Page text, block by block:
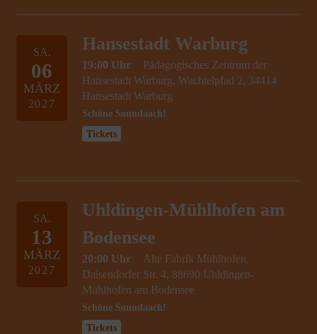
SA.
06
MÄRZ
2027
Hansestadt Warburg
19:00 Uhr
Pädagogisches Zentrum der
Hansestadt Warburg, Wachtelpfad 2, 34414
Hansestadt Warburg
Schöne Sonndaach!
Tickets
SA.
13
MÄRZ
2027
Uhldingen-Mühlhofen am
Bodensee
20:00 Uhr
Alte Fabrik Mühlhofen,
Daisendorfer Str. 4, 88690 Uhldingen-
Mühlhofen am Bodensee
Schöne Sonndaach!
Tickets